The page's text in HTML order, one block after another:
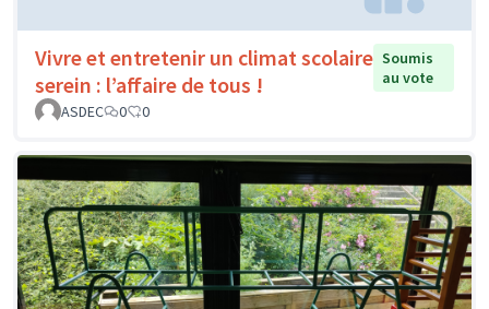
Vivre et entretenir un climat scolaire
serein : l’affaire de tous !
Soumis
au vote
ASDEC
0 0